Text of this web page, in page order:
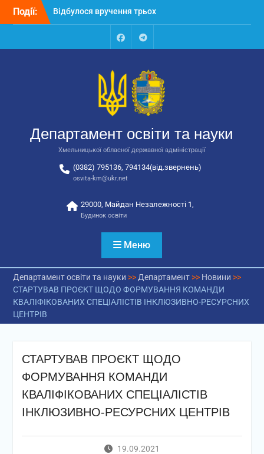
Перейти
Події:
Відбулося вручення трьох
автобусів для потреб
Відбулося засідання
освіти та науки обласної
державної адміністрації
Відбулась обласна
національно-патріотичне
виховання
FacebookTalegram
Департамент освіти та науки
Хмельницької обласної державної адміністрації
(0382) 795136, 794134(від.звернень)
osvita-km@ukr.net
29000, Майдан Незалежності 1,
Будинок освіти
Меню
Департамент освіти та науки >> Департамент>> Новини >>
СТАРТУВАВ ПРОЄКТ ЩОДО ФОРМУВАННЯ КОМАНДИ
КВАЛІФІКОВАНИХ СПЕЦІАЛІСТІВ ІНКЛЮЗИВНО-РЕСУРСНИХ
ЦЕНТРІВ
СТАРТУВАВ ПРОЄКТ ЩОДО
ФОРМУВАННЯ КОМАНДИ
КВАЛІФІКОВАНИХ СПЕЦІАЛІСТІВ
ІНКЛЮЗИВНО-РЕСУРСНИХ ЦЕНТРІВ
19.09.2021